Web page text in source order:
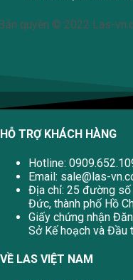
quyền © 2022 Las-
HỖ TRỢ KHÁCH HÀNG
Hotline:
Email: sale@las-
Địa chỉ: 25 đường số
Đức, thành phố Hồ
Giấy chứng nhận
Sở Kế hoạch và Đầu
VỀ LAS VIỆT NAM